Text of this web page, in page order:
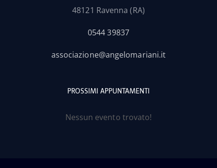
48121 Ravenna (RA)
0544 39837
associazione@angelomariani.it
PROSSIMI APPUNTAMENTI
Nessun evento trovato!